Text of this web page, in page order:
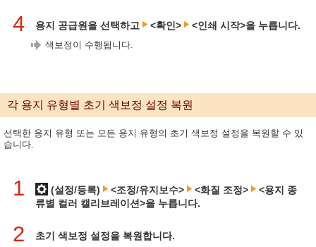
4 용지 공급원을 선택하고 <확인> <인쇄 시작>을 누릅니다.
색보정이 수행됩니다.
각 용지 유형별 초기 색보정 설정 복원
선택한 용지 유형 또는 모든 용지 유형의 초기 색보정 설정을 복원할 수 있
습니다.
1 (설정/등록) <조정/유지보수> <화질 조정>
<용지 종
류별 컬러 캘리브레이션>을 누릅니다.
2 초기 색보정 설정을 복원합니다.